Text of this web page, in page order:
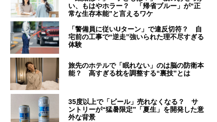
い、もはやホラー？ 「帰省ブルー」が“正
常な生存本能”と言えるワケ
「警備員に従いUターン」で違反切符？ 自
宅前の工事で“逆走”強いられた理不尽すぎる
体験
旅先のホテルで「眠れない」のは脳の防衛本
能？ 高すぎる枕を調整する“裏技”とは
35度以上で「ビール」売れなくなる？ サ
ントリーが“猛暑限定”「夏生」を開発した意
外な背景